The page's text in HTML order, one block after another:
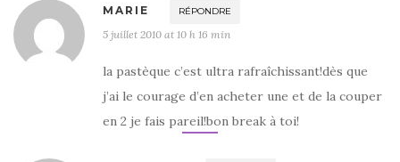
MARIE RÉPONDRE
5 juillet 2010 at 10 h 16 min
la pastèque c’est ultra rafraîchissant!dès que
j’ai le courage d’en acheter une et de la couper
en 2 je fais pareil!bon break à toi!